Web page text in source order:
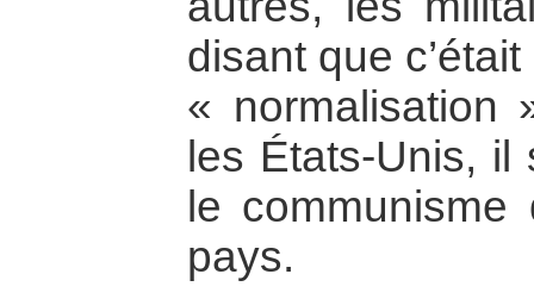
disant que
« normalisation
les États-Unis, il
le
pays.